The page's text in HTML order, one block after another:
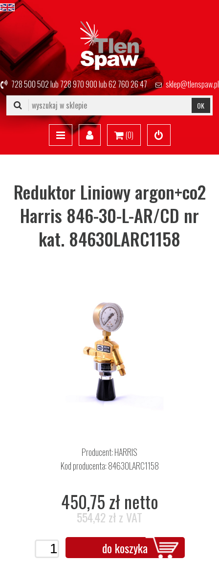
728 500 502lub728 970 900lub62 760 26 47 sklep@tlenspaw.pl
OK
(0)
Reduktor Liniowy argon+co2
Harris 846-30-L-AR/CD nr
kat. 84630LARC1158
Producent:HARRIS
Kod producenta: 84630LARC1158
450,75 zł netto
554,42 zł z VAT
do koszyka